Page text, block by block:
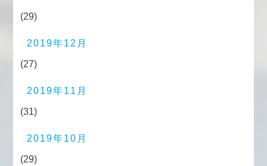
(29)
2019年12月
(27)
2019年11月
(31)
2019年10月
(29)